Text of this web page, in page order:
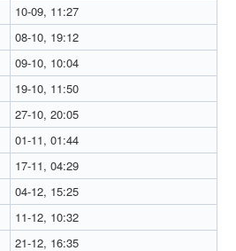
10-09, 11:27
08-10, 19:12
09-10, 10:04
19-10, 11:50
27-10, 20:05
01-11, 01:44
17-11, 04:29
04-12, 15:25
11-12, 10:32
21-12, 16:35